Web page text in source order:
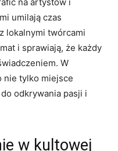
umilają czas
lokalnymi twórcami
i sprawiają, że każdy
W
nie tylko miejsce
odkrywania pasji i
w kultowej